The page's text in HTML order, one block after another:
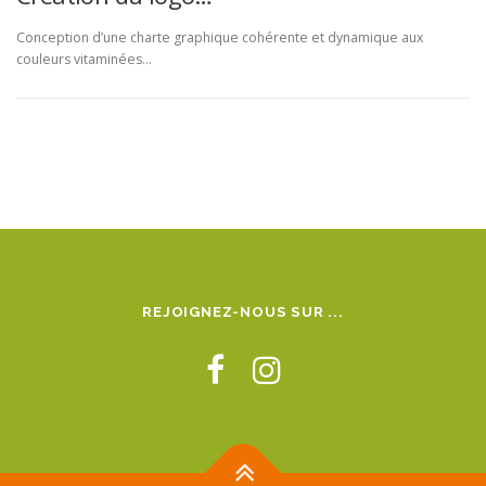
Conception d’une charte graphique cohérente et dynamique aux
couleurs vitaminées…
REJOIGNEZ-NOUS SUR ...